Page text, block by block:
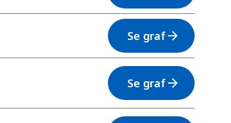
Se grafarrow_forward
Se grafarrow_forward